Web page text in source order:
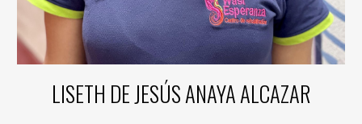
LISETH DE JESÚS ANAYA ALCAZAR